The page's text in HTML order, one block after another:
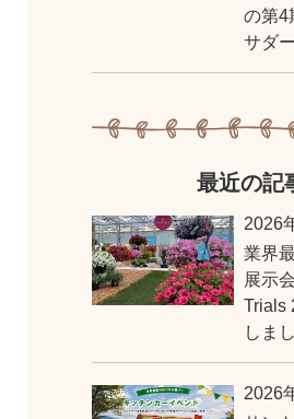
の第4
サダ
最近の記
2026
業界
展示
Trials
しま
2026